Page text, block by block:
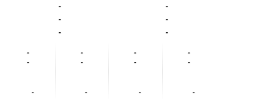
-
-
-
-
-
-
-
-
-
-
-
-
-
-
-
-
-
-